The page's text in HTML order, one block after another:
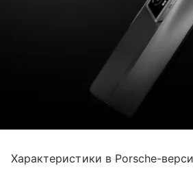
Характеристики в Porsche-